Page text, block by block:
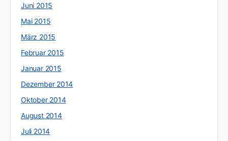
Juni 2015
Mai 2015
März 2015
Februar 2015
Januar 2015
Dezember 2014
Oktober 2014
August 2014
Juli 2014